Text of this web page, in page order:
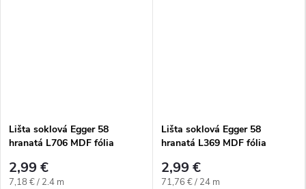
Lišta soklová Egger 58
hranatá L706 MDF fólia
2,99 €
Jednotková cena:
7,18 € / 2.4 m
Lišta soklová Egger 58
hranatá L369 MDF fólia
2,99 €
Jednotková cena:
71,76 € / 24 m